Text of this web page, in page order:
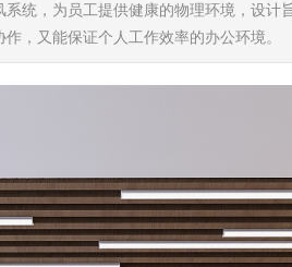
统，为员工提供健康的物理环境，设
，又能保证个人工作效率的办公环境。